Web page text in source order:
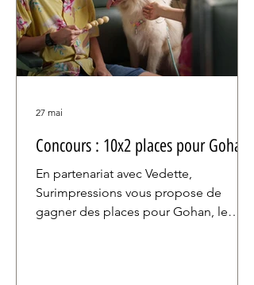
Concours : 10x2 places pour Gohan
En partenariat avec Vedette,
Surimpressions vous propose de
gagner des places pour Gohan, le
27 mai